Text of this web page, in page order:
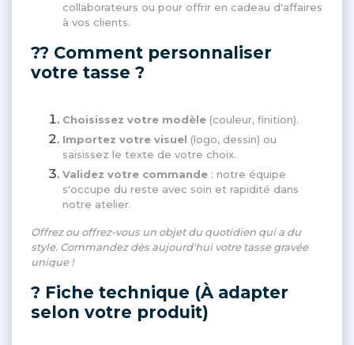
collaborateurs ou pour offrir en cadeau d'affaires
à vos clients.
?? Comment personnaliser
votre tasse ?
Choisissez votre modèle (couleur, finition).
Importez votre visuel (logo, dessin) ou
saisissez le texte de votre choix.
Validez votre commande : notre équipe
s'occupe du reste avec soin et rapidité dans
notre atelier.
Offrez ou offrez-vous un objet du quotidien qui a du
style. Commandez dès aujourd'hui votre tasse gravée
unique !
? Fiche technique (À adapter
selon votre produit)